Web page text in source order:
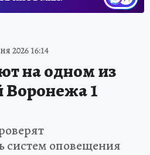
2026 16:14
на одном из
Воронежа 1
систем оповещения